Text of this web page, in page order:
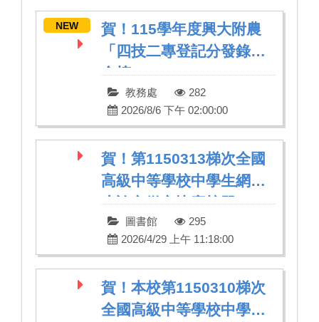
NEW
賀！115學年度興大附農
「四技二專登記分發錄取
金榜」
教務處
282
2026/8/6 下午 02:00:00
賀！第1150313梯次全國
高級中等學校中學生網站
小論文徵文比賽榜單
圖書館
295
2026/4/29 上午 11:18:00
賀！本校第1150310梯次
全國高級中等學校中學生